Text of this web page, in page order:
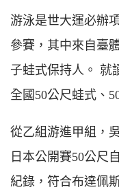
游泳是世大運必辦
參賽，其中來自臺
子蛙式保持人。 就
全國50公尺蛙式、
從乙組游進甲組，
日本公開賽50公尺
紀錄，符合布達佩